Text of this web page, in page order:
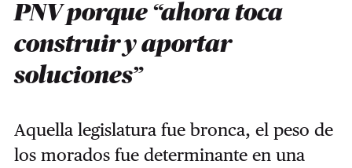
PNV porque “ahora toca
construir y aportar
soluciones”
Aquella legislatura fue bronca, el peso de
los morados fue determinante en una